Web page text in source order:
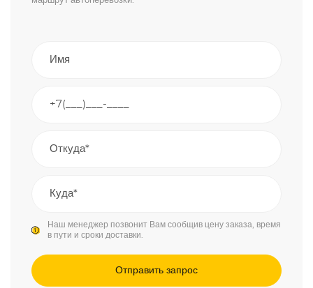
Наш менеджер позвонит Вам сообщив цену заказа, время
в пути и сроки доставки.